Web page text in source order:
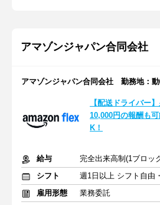
アマゾンジャパン合同会社
アマゾンジャパン合同会社 勤務地：
【配送ドライバー
10,000円の報酬も
K！
給与
完全出来高制(1ブロッ
シフト
週1日以上 シフト自由
雇用形態
業務委託